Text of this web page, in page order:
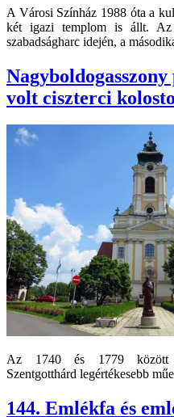
A Városi Színház 1988 óta a
két igazi templom is állt. Az
szabadságharc idején, a
volt ciszterci
Az 1740 és 1779 között
Szentgotthárd legértékesebb
144. Emlékfa és